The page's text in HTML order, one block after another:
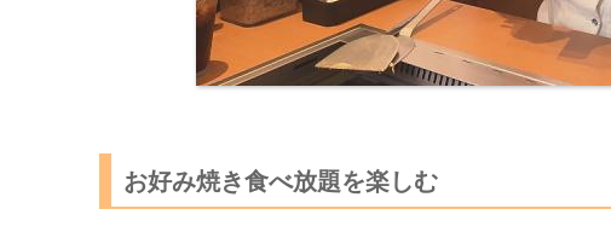
お好み焼き食べ放題を楽しむ